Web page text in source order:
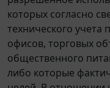
которых согласно
технического
офисов, торговых
общественного
либо которые